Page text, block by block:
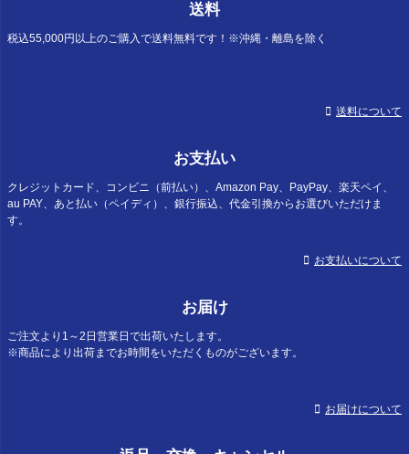
送料
税込55,000円以上のご購入で送料無料です！※沖縄・離島を除く
送料について
お支払い
クレジットカード、コンビニ（前払い）、Amazon Pay、PayPay、楽天ペイ、
au PAY、あと払い（ペイディ）、銀行振込、代金引換からお選びいただけま
す。
お支払いについて
お届け
ご注文より1～2日営業日で出荷いたします。
※商品により出荷までお時間をいただくものがございます。
お届けについて